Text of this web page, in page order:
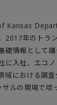
Kansas
2017年のト
礎情報として
入社、エコ
域における調
ルの現場で培